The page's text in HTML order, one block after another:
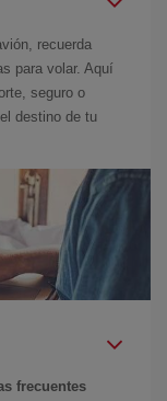
recuerda
para volar. Aquí
seguro o
destino de tu
frecuentes